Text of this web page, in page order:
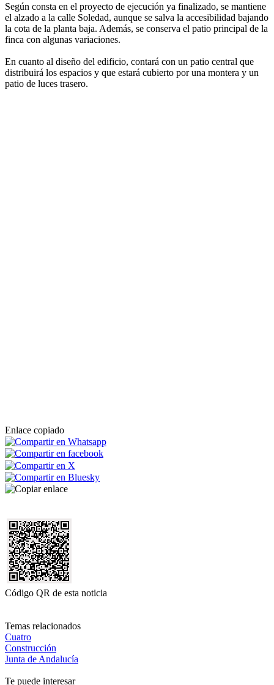
Según consta en el proyecto de ejecución ya finalizado, se mantiene
el alzado a la calle Soledad, aunque se salva la accesibilidad bajando
la cota de la planta baja. Además, se conserva el patio principal de la
finca con algunas variaciones.
En cuanto al diseño del edificio, contará con un patio central que
distribuirá los espacios y que estará cubierto por una montera y un
patio de luces trasero.
Enlace copiado
Código QR de esta noticia
Temas relacionados
Cuatro
Construcción
Junta de Andalucía
Te puede interesar